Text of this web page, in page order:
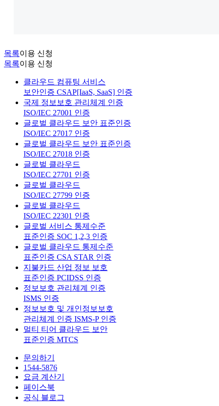
목록이용 신청
목록이용 신청
클라우드 컴퓨팅 서비스
보안인증 CSAP[IaaS, SaaS] 인증
국제 정보보호 관리체계 인증
ISO/IEC 27001 인증
글로벌 클라우드 보안 표준인증
ISO/IEC 27017 인증
글로벌 클라우드 보안 표준인증
ISO/IEC 27018 인증
글로벌 클라우드
ISO/IEC 27701 인증
글로벌 클라우드
ISO/IEC 27799 인증
글로벌 클라우드
ISO/IEC 22301 인증
글로벌 서비스 통제수준
표준인증 SOC 1,2,3 인증
글로벌 클라우드 통제수준
표준인증 CSA STAR 인증
지불카드 산업 정보 보호
표준인증 PCIDSS 인증
정보보호 관리체계 인증
ISMS 인증
정보보호 및 개인정보보호
관리체계 인증 ISMS-P 인증
멀티 티어 클라우드 보안
표준인증 MTCS
문의하기
1544-5876
요금 계산기
페이스북
공식 블로그